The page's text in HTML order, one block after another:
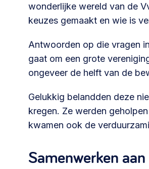
wonderlijke wereld van de
keuzes gemaakt en wie is
Antwoorden op die vragen
gaat om een grote
ongeveer de helft van de
Gelukkig belandden deze
kregen. Ze werden
kwamen ook de
Samenwerken